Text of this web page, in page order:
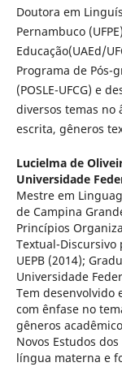
Doutora em
Pernambuco
Educação(UAEd/
Programa de Pós-
(POSLE-UFCG) e
diversos temas no
escrita, gêneros
Lucielma de
Universidade
Mestre em
de Campina
Princípios
Textual-Discursivo
UEPB (2014);
Universidade
Tem desenvolvido
com ênfase no
gêneros
Novos Estudos
língua materna e